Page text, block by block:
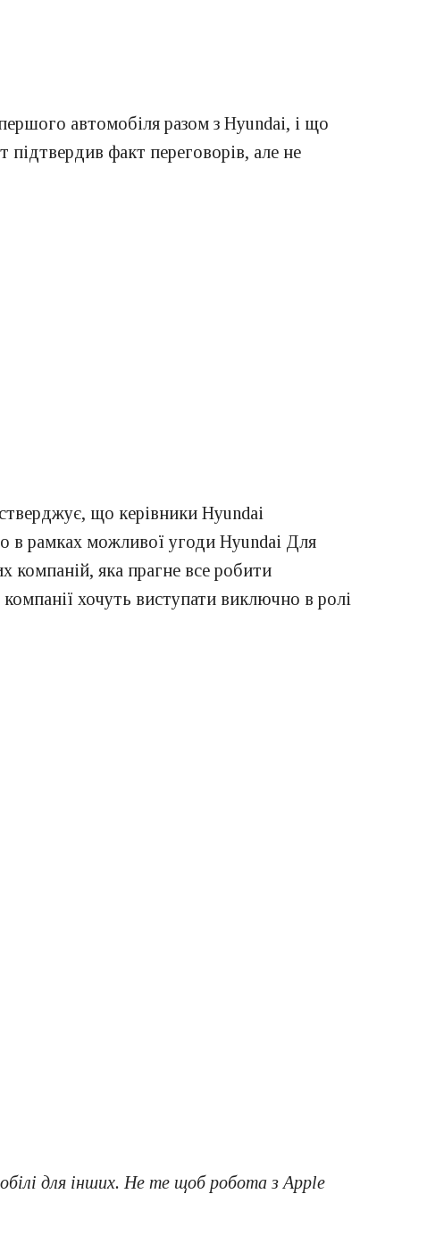
автомобіля разом з Hyundai, і що
факт переговорів, але не
що керівники Hyundai
в рамках можливої угоди Hyundai Для
компаній, яка прагне все робити
хочуть виступати виключно в ролі
для інших. Не те щоб робота з Apple